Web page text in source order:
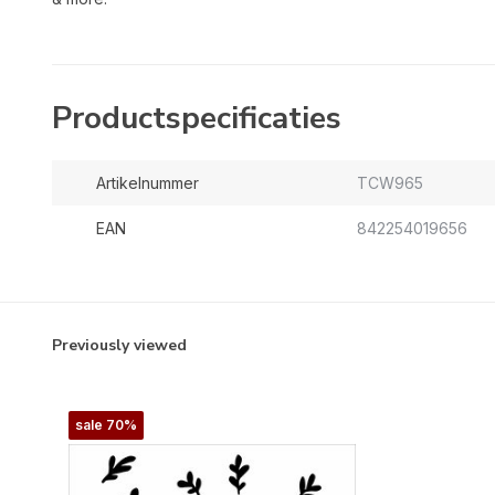
Productspecificaties
Artikelnummer TCW965
EAN 842254019656
Previously viewed
sale 70%